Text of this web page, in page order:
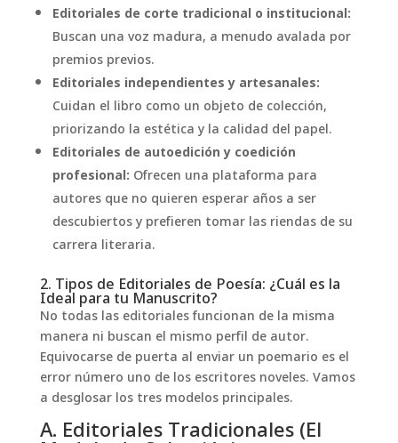
Editoriales de corte tradicional o institucional:
Buscan una voz madura, a menudo avalada por
premios previos.
Editoriales independientes y artesanales:
Cuidan el libro como un objeto de colección,
priorizando la estética y la calidad del papel.
Editoriales de autoedición y coedición
profesional:Ofrecen una plataforma para
autores que no quieren esperar años a ser
descubiertos y prefieren tomar las riendas de su
carrera literaria.
2. Tipos de Editoriales de Poesía: ¿Cuál es la
Ideal para tu Manuscrito?
No todas las editoriales funcionan de la misma
manera ni buscan el mismo perfil de autor.
Equivocarse de puerta al enviar un poemario es el
error número uno de los escritores noveles. Vamos
a desglosar los tres modelos principales.
A. Editoriales Tradicionales (El